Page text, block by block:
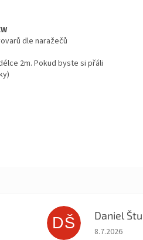
dle naražečů
2m. Pokud byste si přáli
DŠ Daniel
Hodnocení
8.7.2026